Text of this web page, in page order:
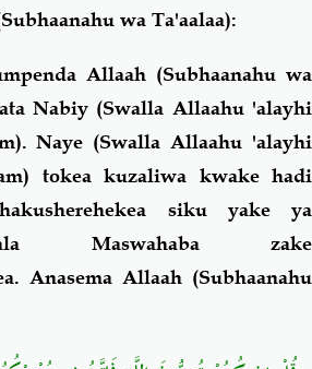
wa Ta'aalaa):
Allaah (Subhaanahu wa
Nabiy (Swalla Allaahu 'alayhi
Naye (Swalla Allaahu 'alayhi
tokea kuzaliwa kwake hadi
siku yake ya
Maswahaba zake
Anasema Allaah (Subhaanahu